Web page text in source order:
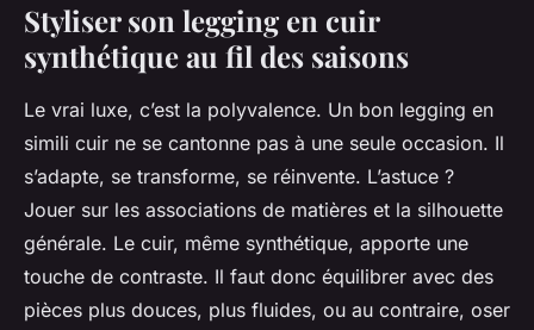
Styliser son legging en cuir
synthétique au fil des saisons
Le vrai luxe, c’est la polyvalence. Un bon legging en
simili cuir ne se cantonne pas à une seule occasion. Il
s’adapte, se transforme, se réinvente. L’astuce ?
Jouer sur les associations de matières et la silhouette
générale. Le cuir, même synthétique, apporte une
touche de contraste. Il faut donc équilibrer avec des
pièces plus douces, plus fluides, ou au contraire, oser